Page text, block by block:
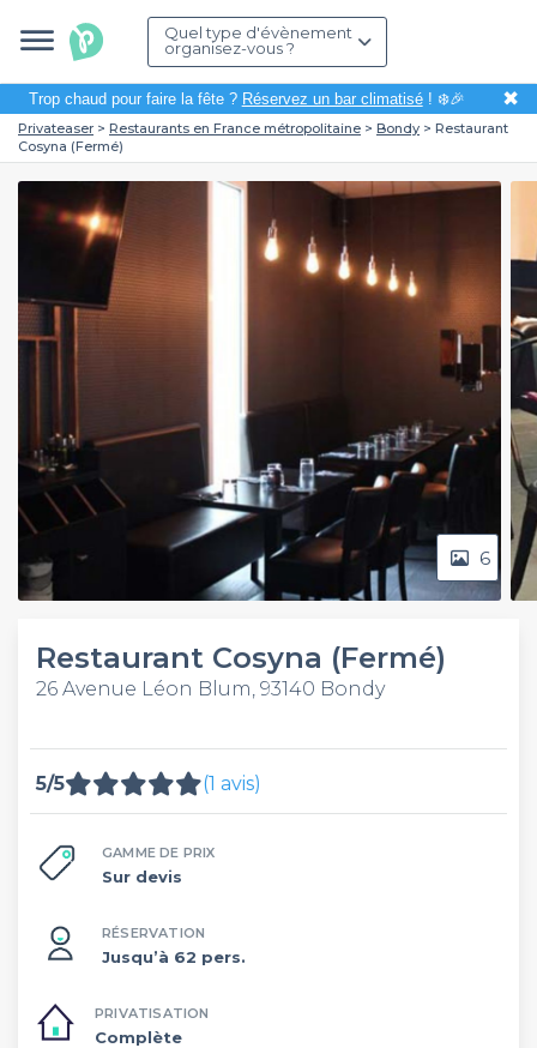
Quel type d'évènement
organisez-vous ?
Trop chaud pour faire la fête ? Réservez un bar climatisé! ❄️🎉 ✖
Privateaser Restaurants en France métropolitaine Bondy
Restaurant
Cosyna (Fermé)
6
Restaurant Cosyna (Fermé)
26 Avenue Léon Blum, 93140 Bondy
5/5 (1 avis)
GAMME DE PRIX
Sur devis
RÉSERVATION
Jusqu’à 62 pers.
PRIVATISATION
Complète